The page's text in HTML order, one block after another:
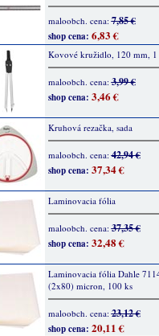
maloobch. cena:7,85 €
shop cena: 6,83 €
Kovové kružidlo, 120 mm, 1
maloobch. cena:3,99 €
shop cena: 3,46 €
Kruhová rezačka, sada
maloobch. cena:42,94 €
shop cena: 37,34 €
Laminovacia fólia
maloobch. cena:37,35 €
shop cena: 32,48 €
Laminovacia fólia Dahle
(2x80) micron, 100 ks
maloobch. cena:23,12 €
shop cena: 20,11 €